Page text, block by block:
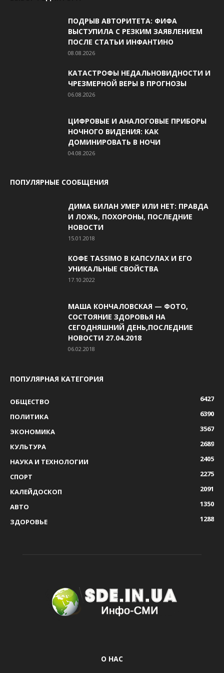
ПОДРЫВ АВТОРИТЕТА: ФИФА
ВЫСТУПИЛА С РЕЗКИМ ЗАЯВЛЕНИЕМ
ПОСЛЕ СТАТЬИ ИНФАНТИНО
08.08.2026
КАТАСТРОФЫ НЕДАЛЬНОВИДНОСТИ И
ЧРЕЗМЕРНОЙ ВЕРЫ В ПРОГНОЗЫ
06.08.2026
ЦИФРОВЫЕ И АНАЛОГОВЫЕ ПРИБОРЫ
НОЧНОГО ВИДЕНИЯ: КАК
ДОМИНИРОВАТЬ В НОЧИ
04.08.2026
ПОПУЛЯРНЫЕ СООБЩЕНИЯ
ДИМА БИЛАН УМЕР ИЛИ НЕТ: ПРАВДА
И ЛОЖЬ, ПОХОРОНЫ, ПОСЛЕДНИЕ
НОВОСТИ
15.01.2018
КОФЕ TASSIMO В КАПСУЛАХ И ЕГО
УНИКАЛЬНЫЕ СВОЙСТВА
17.10.2022
МАША КОНЧАЛОВСКАЯ — ФОТО,
СОСТОЯНИЕ ЗДОРОВЬЯ НА
СЕГОДНЯШНИЙ ДЕНЬ,ПОСЛЕДНИЕ
НОВОСТИ 27.04.2018
06.02.2018
ПОПУЛЯРНАЯ КАТЕГОРИЯ
ОБЩЕСТВО
6427
ПОЛИТИКА
6390
ЭКОНОМИКА
3567
КУЛЬТУРА
2689
НАУКА И ТЕХНОЛОГИИ
2405
СПОРТ
2275
КАЛЕЙДОСКОП
2091
АВТО
1350
ЗДОРОВЬЕ
1288
О НАС